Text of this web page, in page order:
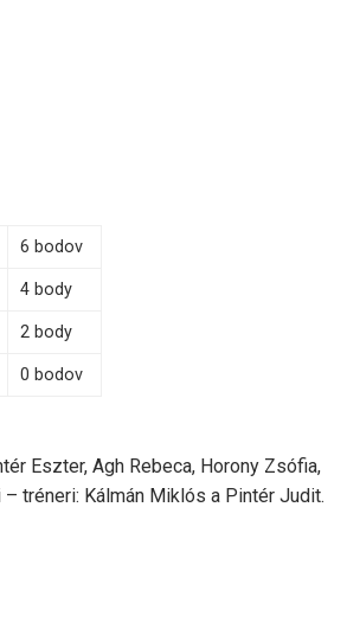
6 bodov
4 body
2 body
0 bodov
Eszter, Agh Rebeca, Horony Zsófia,
tréneri: Kálmán Miklós a Pintér Judit.